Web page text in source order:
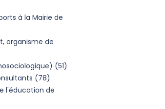
à la Mairie de
organisme de
(51)
(78)
l'éducation de